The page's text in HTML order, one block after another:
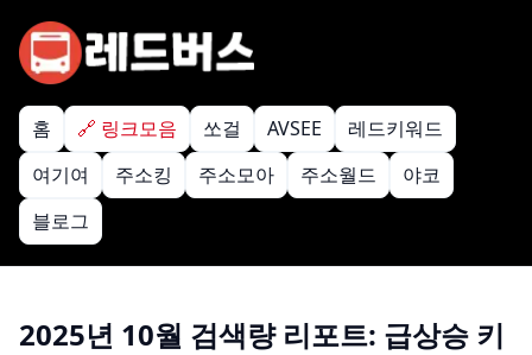
홈 🔗 링크모음 쏘걸 AVSEE
레드키워드
여기여
주소킹 주소모아 주소월드
야코
블로그
2025년 10월 검색량 리포트: 급상승 키